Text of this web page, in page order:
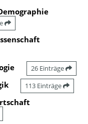
26 Einträge
113 Einträge